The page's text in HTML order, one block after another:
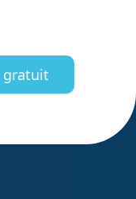
gratuit